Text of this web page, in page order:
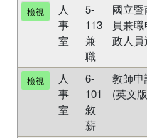
檢視
人
事
室
5-
113
兼
職
國立暨
員兼
政人員
檢視
人
事
室
6-
101
敘
薪
教師
(英文